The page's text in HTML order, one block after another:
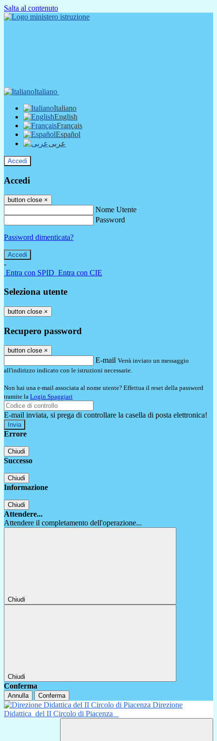
Salta al contenuto
Italiano
Italiano
English
Français
Español
عربى
Accedi
Accedi
button close ×
Nome Utente
Password
Password dimenticata?
-
Entra con SPID Entra con CIE
Seleziona utente
button close ×
Recupero password
button close ×
E-mail Verrà inviato un messaggio
all'indirizzo indicato con le istruzioni necessarie.
Non hai una e-mail associata al nome utente? Effettua il reset della password
tramite la Login Spaggiari
E-mail inviata, si prega di controllare la casella di posta elettronica!
Errore
Chiudi
Successo
Chiudi
Informazione
Chiudi
Attendere...
Attendere il completamento dell'operazione...
Chiudi
Chiudi
Conferma
Annulla Conferma
Direzione
Didattica del II Circolo di Piacenza